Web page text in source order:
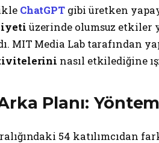
ChatGPT gibi üretken
üzerinde olumsuz etkiler
MIT Media Lab tarafından
nasıl etkilediğine
Planı:
54 katılımcıdan